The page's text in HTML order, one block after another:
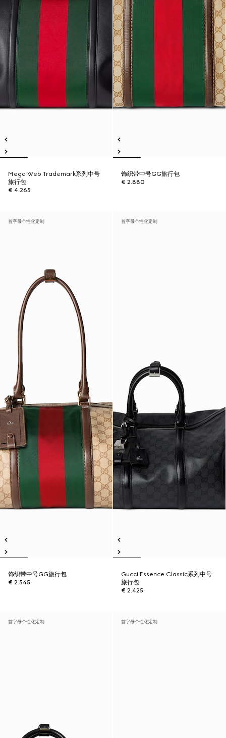
Mega Web Trademark系列中号
旅行包
€ 4.265
饰织带中号GG旅行包
€ 2.880
首字母个性化定制
饰织带中号GG旅行包
€ 2.545
首字母个性化定制
Gucci Essence Classic系列中号
旅行包
€ 2.425
首字母个性化定制 首字母个性化定制